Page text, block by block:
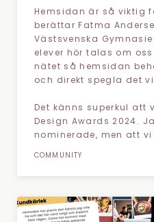
Hemsidan är så viktig
berättar Fatma
Västsvenska
elever hör talas om
nätet så hemsidan
och direkt spegla det
Det känns superkul att
Design Awards 2024.
nominerade, men att vi
COMMUNITY